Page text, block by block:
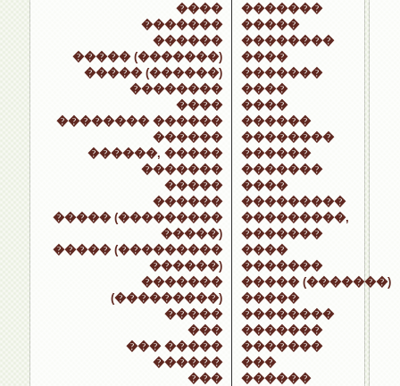
����
�������
������
����� (�������)
����� (������)
��������
����
�������� ������
������
������, �����
�������
�����
������
����� (���������
�����)
����� (���������
������)
�������
(���������)
�����
���
��� �����
������
���
�������
�����
��������
����
�������
����
����
������
��������
������
�������
����
���������
���������,
�������
����
�������
����� (�������)
�����
��������
�������
�������
���
������